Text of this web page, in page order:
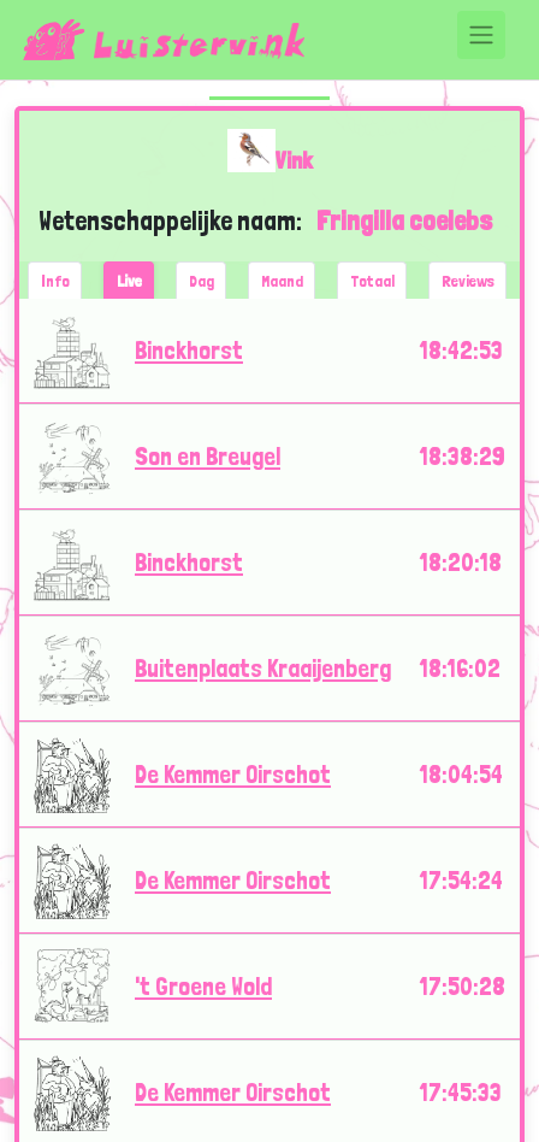
Vink
Wetenschappelijke naam: Fringilla coelebs
Info Live Dag Maand Totaal Reviews
Binckhorst 18:42:53
Son en Breugel 18:38:29
Binckhorst 18:20:18
Buitenplaats Kraaijenberg 18:16:02
De Kemmer Oirschot 18:04:54
De Kemmer Oirschot 17:54:24
't Groene Wold 17:50:28
De Kemmer Oirschot 17:45:33